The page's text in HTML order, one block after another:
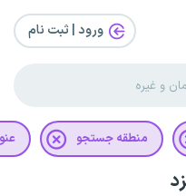
ورود | ثبت‌ نام
منطقه جستجو